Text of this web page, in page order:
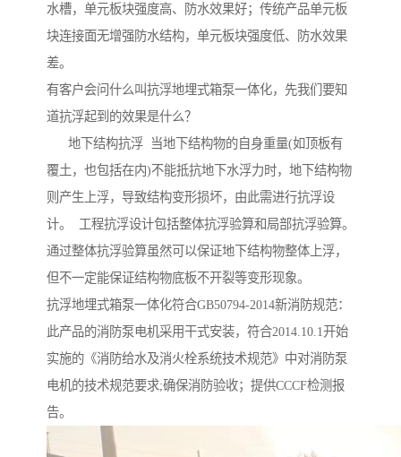
水槽，单元板块强度高、防水效果好；传统产品单元板
块连接面无增强防水结构，单元板块强度低、防水效果
差。
有客户会问什么叫抗浮地埋式箱泵一体化，先我们要知
道抗浮起到的效果是什么？
地下结构抗浮 当地下结构物的自身重量(如顶板有
覆土，也包括在内)不能抵抗地下水浮力时，地下结构物
则产生上浮，导致结构变形损坏，由此需进行抗浮设
计。 工程抗浮设计包括整体抗浮验算和局部抗浮验算。
通过整体抗浮验算虽然可以保证地下结构物整体上浮，
但不一定能保证结构物底板不开裂等变形现象。
抗浮地埋式箱泵一体化符合GB50794-2014新消防规范：
此产品的消防泵电机采用干式安装，符合2014.10.1开始
实施的《消防给水及消火栓系统技术规范》中对消防泵
电机的技术规范要求;确保消防验收；提供CCCF检测报
告。